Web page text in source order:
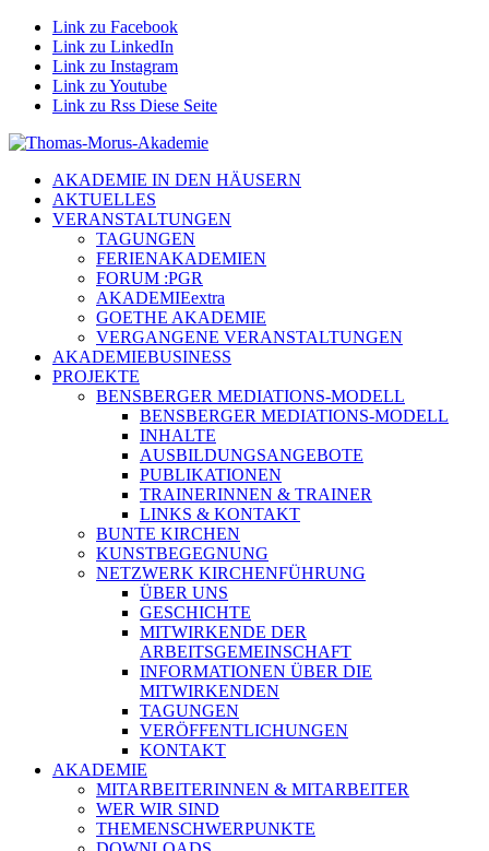
Link zu Facebook
Link zu LinkedIn
Link zu Instagram
Link zu Youtube
Link zu Rss Diese Seite
AKADEMIE IN DEN HÄUSERN
AKTUELLES
VERANSTALTUNGEN
TAGUNGEN
FERIENAKADEMIEN
FORUM :PGR
AKADEMIEextra
GOETHE AKADEMIE
VERGANGENE VERANSTALTUNGEN
AKADEMIEBUSINESS
PROJEKTE
BENSBERGER MEDIATIONS-MODELL
BENSBERGER MEDIATIONS-MODELL
INHALTE
AUSBILDUNGSANGEBOTE
PUBLIKATIONEN
TRAINERINNEN & TRAINER
LINKS & KONTAKT
BUNTE KIRCHEN
KUNSTBEGEGNUNG
NETZWERK KIRCHENFÜHRUNG
ÜBER UNS
GESCHICHTE
MITWIRKENDE DER
ARBEITSGEMEINSCHAFT
INFORMATIONEN ÜBER DIE
MITWIRKENDEN
TAGUNGEN
VERÖFFENTLICHUNGEN
KONTAKT
AKADEMIE
MITARBEITERINNEN & MITARBEITER
WER WIR SIND
THEMENSCHWERPUNKTE